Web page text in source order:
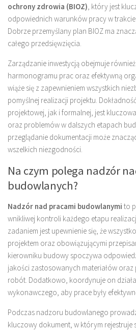
ochrony zdrowia (BIOZ), który jest
odpowiednich warunków pracy w
Dobrze przemyślany plan BIOZ ma
całego przedsięwzięcia.
Zarządzanie inwestycją obejmuje
harmonogramu prac oraz efektywną
wiąże się z zapewnieniem wszystkich
pomyślnej realizacji projektu.
projektowej, jak i formalnej, jest
oraz problemów w dalszych etapach
przeglądanie dokumentacji może
wszelkich niezgodności.
Na czym polega nadzór
budowlanych?
Nadzór nad pracami budowlanymi to
wnikliwej kontroli każdego etapu
zadaniem jest upewnienie się, że
projektem oraz obowiązującymi
kierowniku budowy spoczywa
jakości zastosowanych materiałów
robót. Dodatkowo, koordynuje on
wykonawczego, aby prace były
Podczas nadzoru budowlanego
kluczowy dokument, w którym rejestruje